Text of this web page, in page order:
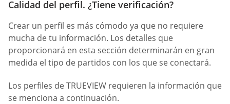
Calidad del perfil. ¿Tiene verificación?
Crear un perfil es más cómodo ya que no requiere
mucha de tu información. Los detalles que
proporcionará en esta sección determinarán en gran
medida el tipo de partidos con los que se conectará.
Los perfiles de TRUEVIEW requieren la información que
se menciona a continuación.